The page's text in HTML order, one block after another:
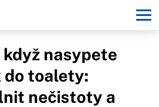
když nasypete
do toalety:
nečistoty a